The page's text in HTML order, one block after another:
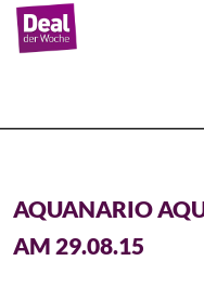
Hauptnavigation
AQUANARIO
AM 29.08.15